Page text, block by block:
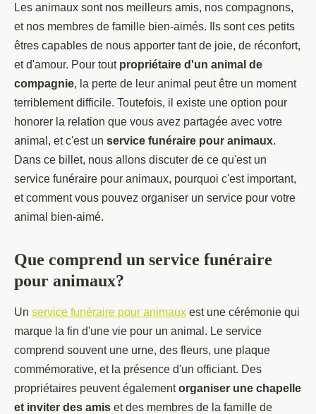
Les animaux sont nos meilleurs amis, nos compagnons,
et nos membres de famille bien-aimés. Ils sont ces petits
êtres capables de nous apporter tant de joie, de réconfort,
et d'amour. Pour tout propriétaire d'un animal de
compagnie, la perte de leur animal peut être un moment
terriblement difficile. Toutefois, il existe une option pour
honorer la relation que vous avez partagée avec votre
animal, et c'est un service funéraire pour animaux.
Dans ce billet, nous allons discuter de ce qu'est un
service funéraire pour animaux, pourquoi c'est important,
et comment vous pouvez organiser un service pour votre
animal bien-aimé.
Que comprend un service funéraire
pour animaux?
Un service funéraire pour animaux est une cérémonie qui
marque la fin d'une vie pour un animal. Le service
comprend souvent une urne, des fleurs, une plaque
commémorative, et la présence d'un officiant. Des
propriétaires peuvent égalementorganiser une chapelle
et inviter des amis et des membres de la famille de